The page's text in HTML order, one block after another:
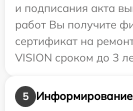
и подписания акта
работ Вы получите
сертификат на
VISION сроком до 3
5
Информирование